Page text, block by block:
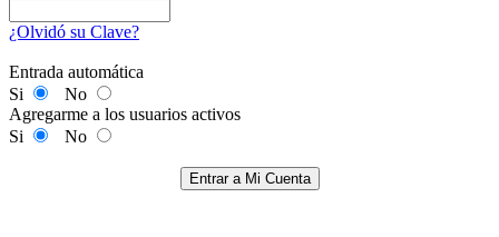
¿Olvidó su Clave?
Entrada automática
Si
No
Agregarme a los usuarios activos
Si
No
Entrar a Mi Cuenta